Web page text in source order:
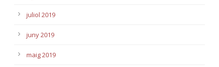
juliol 2019
juny 2019
maig 2019